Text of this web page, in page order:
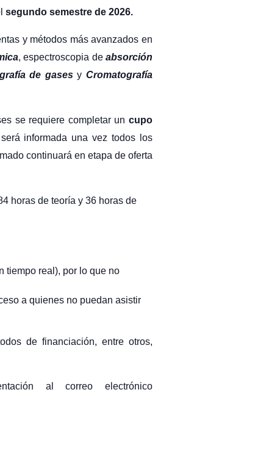
segundo semestre de 2026.
y métodos más avanzados en
, espectroscopia deabsorción
de gasesyCromatografía
se requiere completar uncupo
informada una vez todos los
continuará en etapa de oferta
horas de teoría y 36 horas de
tiempo real), por lo que no
a quienes no puedan asistir
de financiación, entre otros,
al correo electrónico